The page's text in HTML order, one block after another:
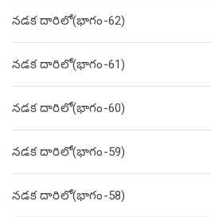
నడక దారిలో(భాగం-62)
నడక దారిలో(భాగం-61)
నడక దారిలో(భాగం-60)
నడక దారిలో(భాగం-59)
నడక దారిలో(భాగం-58)